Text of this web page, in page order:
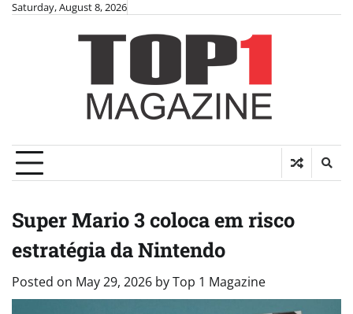
SkipSaturday, August 8, 2026
Super Mario 3 coloca em risco
estratégia da Nintendo
Posted on May 29, 2026 byTop 1 Magazine